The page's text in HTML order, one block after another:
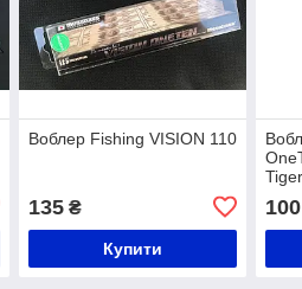
Воблер Fishing VISION 110
135₴
Купити
100